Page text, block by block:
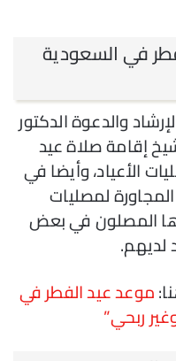
في السعودية
والدعوة الدكتور
إقامة صلاة عيد
الأعياد، وأيضا في
لمصليات
المصلون في بعض
لديهم.
موعد عيد الفطر في